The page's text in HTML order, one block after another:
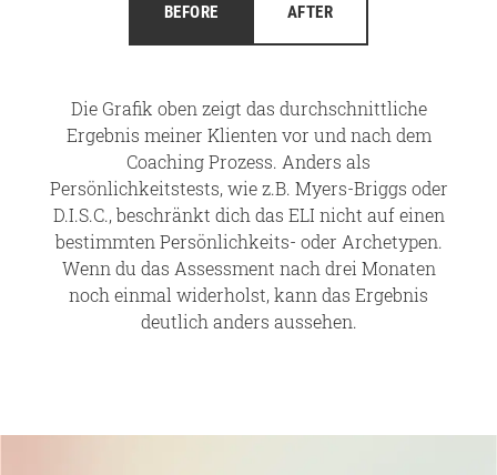
BEFORE AFTER
Die Grafik oben zeigt das durchschnittliche
Ergebnis meiner Klienten vor und nach dem
Coaching Prozess. Anders als
Persönlichkeitstests, wie z.B. Myers-Briggs oder
D.I.S.C., beschränkt dich das ELI nicht auf einen
bestimmten Persönlichkeits- oder Archetypen.
Wenn du das Assessment nach drei Monaten
noch einmal widerholst, kann das Ergebnis
deutlich anders aussehen.